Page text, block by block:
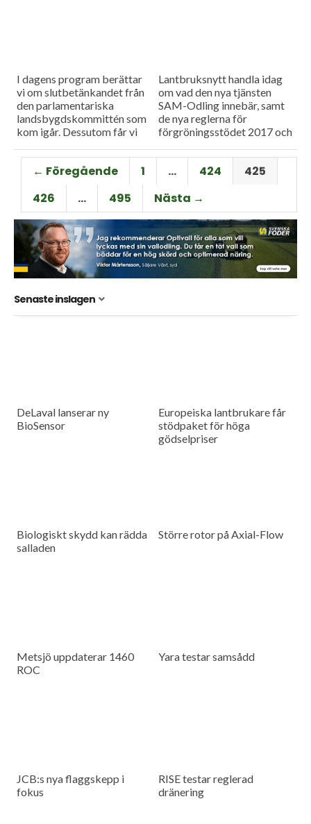
I dagens program berättar
vi om slutbetänkandet från
den parlamentariska
landsbygdskommittén som
kom igår. Dessutom får vi
exitplan för sitt
lantbruksföretag. Det är
Lantbruksnytt handla idag
om vad den nya tjänsten
SAM-Odling innebär, samt
de nya reglerna för
förgröningsstödet 2017 och
hur det blir enklare med
precisionsodling.
← Föregående 1 … 424
425
426
… 495 Nästa →
Senaste inslagen
DeLaval lanserar ny
BioSensor
Europeiska lantbrukare får
stödpaket för höga
gödselpriser
Biologiskt skydd kan rädda
salladen
Större rotor på Axial-Flow
Metsjö uppdaterar 1460
ROC
Yara testar samsådd
JCB:s nya flaggskepp i
fokus
RISE testar reglerad
dränering